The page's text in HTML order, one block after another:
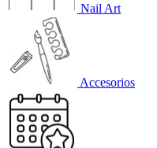
Nail Art
Accesorios